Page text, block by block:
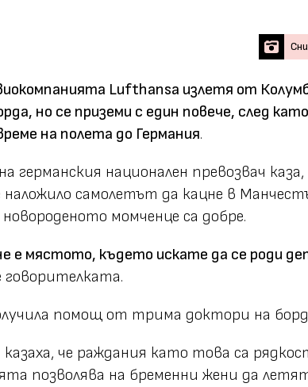
Lufthansa излетя от
но се приземи с един повече, след
на полета до Германия.
германския национален превозвач каза,
самолетът да кацне в
момченце са добре.
е мястото, където искате да се роди
помощ от трима доктори на
че раждания като това са
позволява на бременни жени да